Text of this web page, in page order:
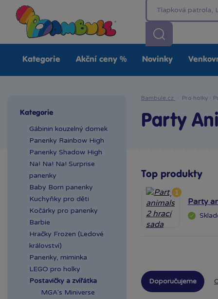
Kategorie Akční ceny % Novinky
Kategorie
Gábinin kouzelný domek
Panenky Rainbow High
Panenky Shadow High
Na! Na! Na! Surprise
panenky
Baby Born panenky
Kuchyňky pro děti
Kočárky pro panenky
Barbie
Hračky Frozen (Ledové
království)
Panenky, miminka
LEGO pro holky
Postavičky a zvířátka
MGA's Miniverse
Bambule.cz · Pro holky ·
Party
Top produkty
1
Party
Doporučujeme